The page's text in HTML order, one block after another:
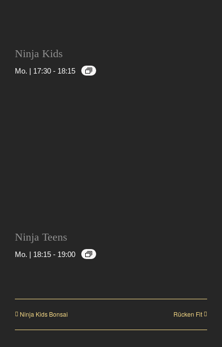
Ninja Kids
Mo. | 17:30 - 18:15
Ninja Teens
Mo. | 18:15 - 19:00
Ninja Kids Bonsai Rücken Fit